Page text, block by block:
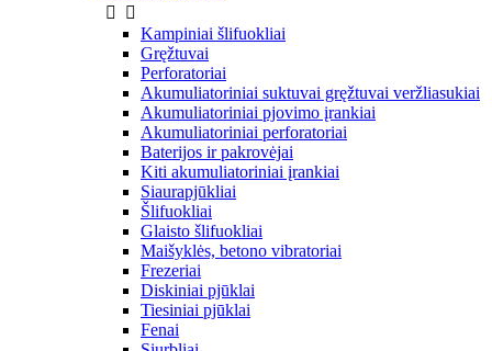


Kampiniai šlifuokliai
Gręžtuvai
Perforatoriai
Akumuliatoriniai suktuvai gręžtuvai veržliasukiai
Akumuliatoriniai pjovimo įrankiai
Akumuliatoriniai perforatoriai
Baterijos ir pakrovėjai
Kiti akumuliatoriniai įrankiai
Siaurapjūkliai
Šlifuokliai
Glaisto šlifuokliai
Maišyklės, betono vibratoriai
Frezeriai
Diskiniai pjūklai
Tiesiniai pjūklai
Fenai